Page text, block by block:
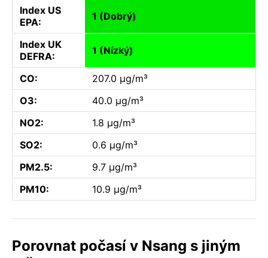
Index US
EPA:
1 (Dobrý)
Index UK
DEFRA:
1 (Nízký)
CO:
207.0 µg/m³
O3:
40.0 µg/m³
NO2:
1.8 µg/m³
SO2:
0.6 µg/m³
PM2.5:
9.7 µg/m³
PM10:
10.9 µg/m³
Porovnat počasí v Nsang s jiným